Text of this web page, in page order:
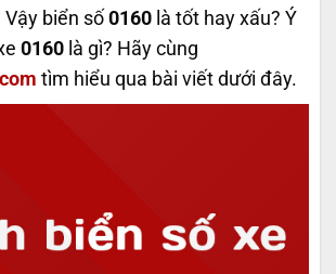
biển số 0160 là tốt hay xấu? Ý
0160 là gì? Hãy cùng
tìm hiểu qua bài viết dưới đây.